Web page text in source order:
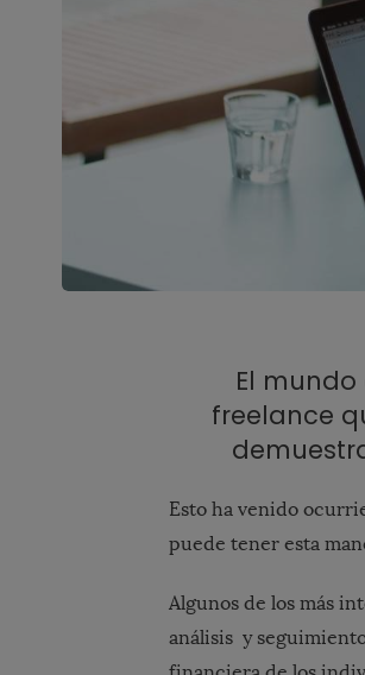
El
freelance
Esto ha venido
puede tener esta
Algunos de los más
análisis y